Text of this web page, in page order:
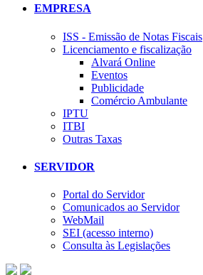
EMPRESA
ISS - Emissão de Notas Fiscais
Licenciamento e fiscalização
Alvará Online
Eventos
Publicidade
Comércio Ambulante
IPTU
ITBI
Outras Taxas
SERVIDOR
Portal do Servidor
Comunicados ao Servidor
WebMail
SEI (acesso interno)
Consulta às Legislações